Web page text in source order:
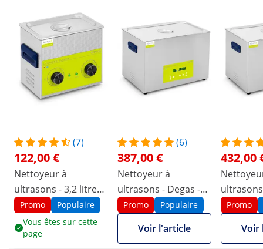
(7)
122,00 €
Nettoyeur à
ultrasons - 3,2 litres -
120 watts
Promo
Populaire
Vous êtes sur cette
page
(6)
387,00 €
Nettoyeur à
ultrasons - Degas -
30 l
Promo Populaire
Voir l'article
432,00
600 watts
Promo
Voir